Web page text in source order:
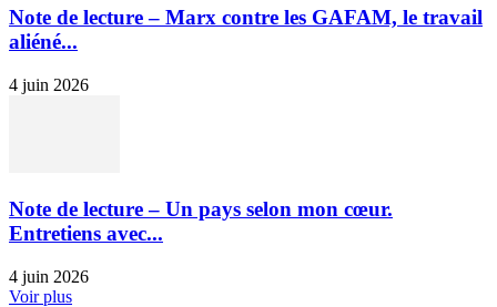
Note de lecture – Marx contre les GAFAM, le travail
aliéné...
4 juin 2026
Note de lecture – Un pays selon mon cœur.
Entretiens avec...
4 juin 2026
Voir plus